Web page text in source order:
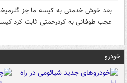
بعد خوش خدمتی به کیسه ما جز
عجب طوفانی به کردرحمتی ثابت کرد
خودرو